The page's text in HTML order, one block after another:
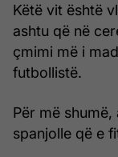
Këtë vit është
ashtu që në
çmimi më i
futbollistë.
Për më
spanjolle që e